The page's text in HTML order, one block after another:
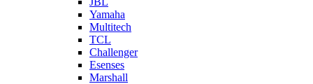
Yamaha
Multitech
TCL
Challenger
Esenses
Marshall